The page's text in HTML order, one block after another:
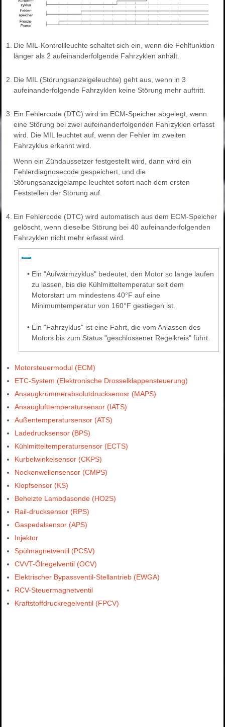
1. Die MIL-Kontrollleuchte schaltet sich ein, wenn die Fehlfunktion
länger als 2 aufeinanderfolgende Fahrzyklen anhält.
2. Die MIL (Störungsanzeigeleuchte) geht aus, wenn in 3
aufeinanderfolgende Fahrzyklen keine Störung mehr auftritt.
3. Ein Fehlercode (DTC) wird im ECM-Speicher abgelegt, wenn
eine Störung bei zwei aufeinanderfolgenden Fahrzyklen erfasst
wird. Die MIL leuchtet auf, wenn der Fehler im zweiten
Fahrzyklus erkannt wird.
Wenn ein Zündaussetzer festgestellt wird, dann wird ein
Fehlerdiagnosecode gespeichert, und die
Störungsanzeigelampe leuchtet sofort nach dem ersten
Feststellen der Störung auf.
4. Ein Fehlercode (DTC) wird automatisch aus dem ECM-Speicher
gelöscht, wenn dieselbe Störung bei 40 aufeinanderfolgenden
Fahrzyklen nicht mehr erfasst wird.
• Ein "Aufwärmzyklus" bedeutet, den Motor so lange laufen
zu lassen, bis die Kühlmitteltemperatur seit dem
Motorstart um mindestens 40°F auf eine
Minimumtemperatur von 160°F gestiegen ist.
• Ein "Fahrzyklus" ist eine Fahrt, die vom Anlassen des
Motors bis zum Status "geschlossener Regelkreis" führt.
Motorsteuermodul (ECM)
ETC-System (Elektronische Drosselklappensteuerung)
Ansaugkrümmerabsolutdrucksenosr (MAPS)
Ansauglufttemperatursensor (IATS)
Außentemperatursensor (ATS)
Ladedrucksensor (BPS)
Kühlmitteltemperatursensor (ECTS)
Kurbelwinkelsensor (CKPS)
Nockenwellensensor (CMPS)
Klopfsensor (KS)
Beheizte Lambdasonde (HO2S)
Rail-drucksensor (RPS)
Gaspedalsensor (APS)
Injektor
Spülmagnetventil (PCSV)
CVVT-Ölregelventil (OCV)
Elektrischer Bypassventil-Stellantrieb (EWGA)
RCV-Steuermagnetventil
Kraftstoffdruckregelventil (FPCV)